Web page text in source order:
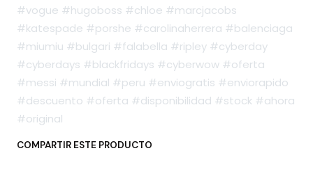
#vogue #hugoboss #chloe #marcjacobs
#katespade #porshe #carolinaherrera #balenciaga
#miumiu #bulgari #falabella #ripley #cyberday
#cyberdays #blackfridays #cyberwow #oferta
#messi #mundial #peru #enviogratis #enviorapido
#descuento #oferta #disponibilidad #stock #ahora
#original
COMPARTIR ESTE PRODUCTO